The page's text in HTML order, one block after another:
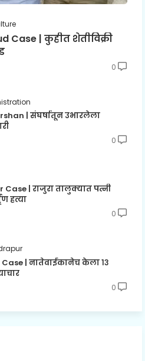
Case | कुहीत शेतीविक्री
0
| संघर्षातून उभारलेला
0
| राजुरा तालुक्यात पत्नी
हत्या
0
| नातेवाईकानेच केला १३
0